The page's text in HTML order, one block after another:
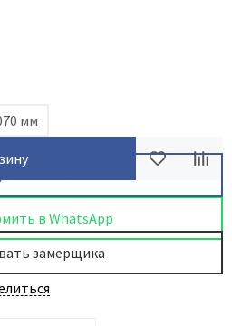
мм
в WhatsApp
замерщика